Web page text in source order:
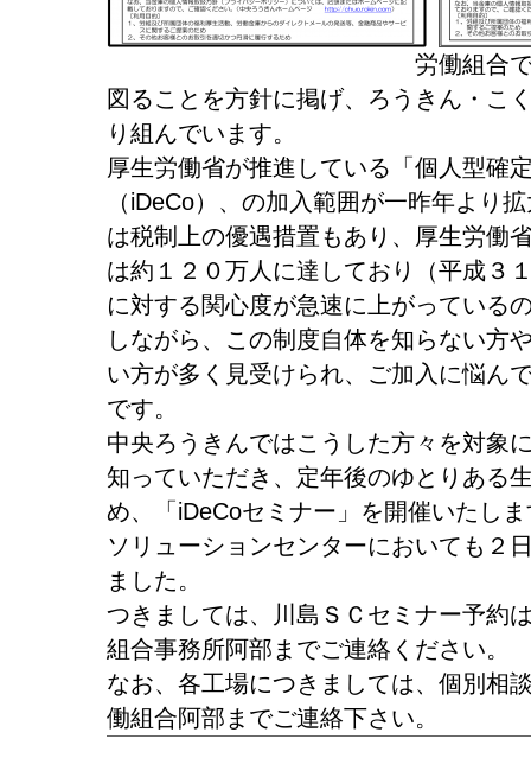
労働組合では、共済
図ることを方針に掲げ、ろうきん・こ
り組んでいます。
厚生労働省が推進している「個人型確
（iDeCo）、の加入範囲が一昨年より
は税制上の優遇措置もあり、厚生労働
は約１２０万人に達しており（平成３
に対する関心度が急速に上がっている
しながら、この制度自体を知らない方
い方が多く見受けられ、ご加入に悩ん
です。
中央ろうきんではこうした方々を対象
知っていただき、定年後のゆとりある
め、「iDeCoセミナー」を開催いたし
ソリューションセンターにおいても２
ました。
つきましては、川島ＳＣセミナー予約
組合事務所阿部までご連絡ください。
なお、各工場につきましては、個別相
働組合阿部までご連絡下さい。